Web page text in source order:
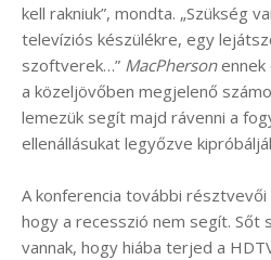
kell rakniuk”, mondta. „Szükség
televíziós készülékre, egy
szoftverek…” MacPhersonennek
a közeljövőben megjelenő
lemezük segít majd rávenni a
ellenállásukat legyőzve
A konferencia további
hogy a recesszió nem segít. Sőt
vannak, hogy hiába terjed a